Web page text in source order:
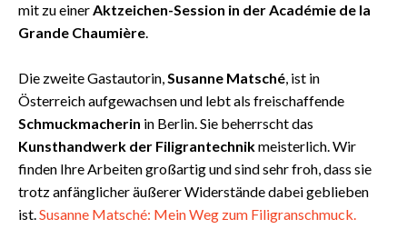
mit zu einerAktzeichen-Session in der Académie de la
Grande Chaumière.
Die zweite Gastautorin,Susanne Matsché, ist in
Österreich aufgewachsen und lebt als freischaffende
Schmuckmacherin in Berlin. Sie beherrscht das
Kunsthandwerk der Filigrantechnikmeisterlich. Wir
finden Ihre Arbeiten großartig und sind sehr froh, dass sie
trotz anfänglicher äußerer Widerstände dabei geblieben
ist.Susanne Matsché: Mein Weg zum Filigranschmuck.